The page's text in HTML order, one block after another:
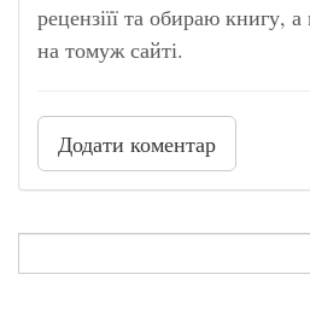
рецензіїї та обираю книгу,
на томуж сайті.
Додати коментар